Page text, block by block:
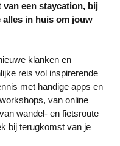
een staycation, bij
alles in huis om jouw
klanken en
reis vol inspirerende
met handige apps en
van online
wandel- en fietsroute
bij terugkomst van je